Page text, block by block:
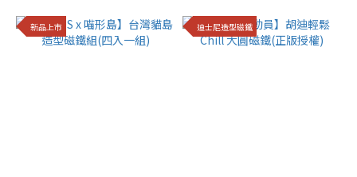
新品上市 迪士尼造型磁鐵